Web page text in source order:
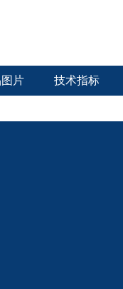
片 技术指标